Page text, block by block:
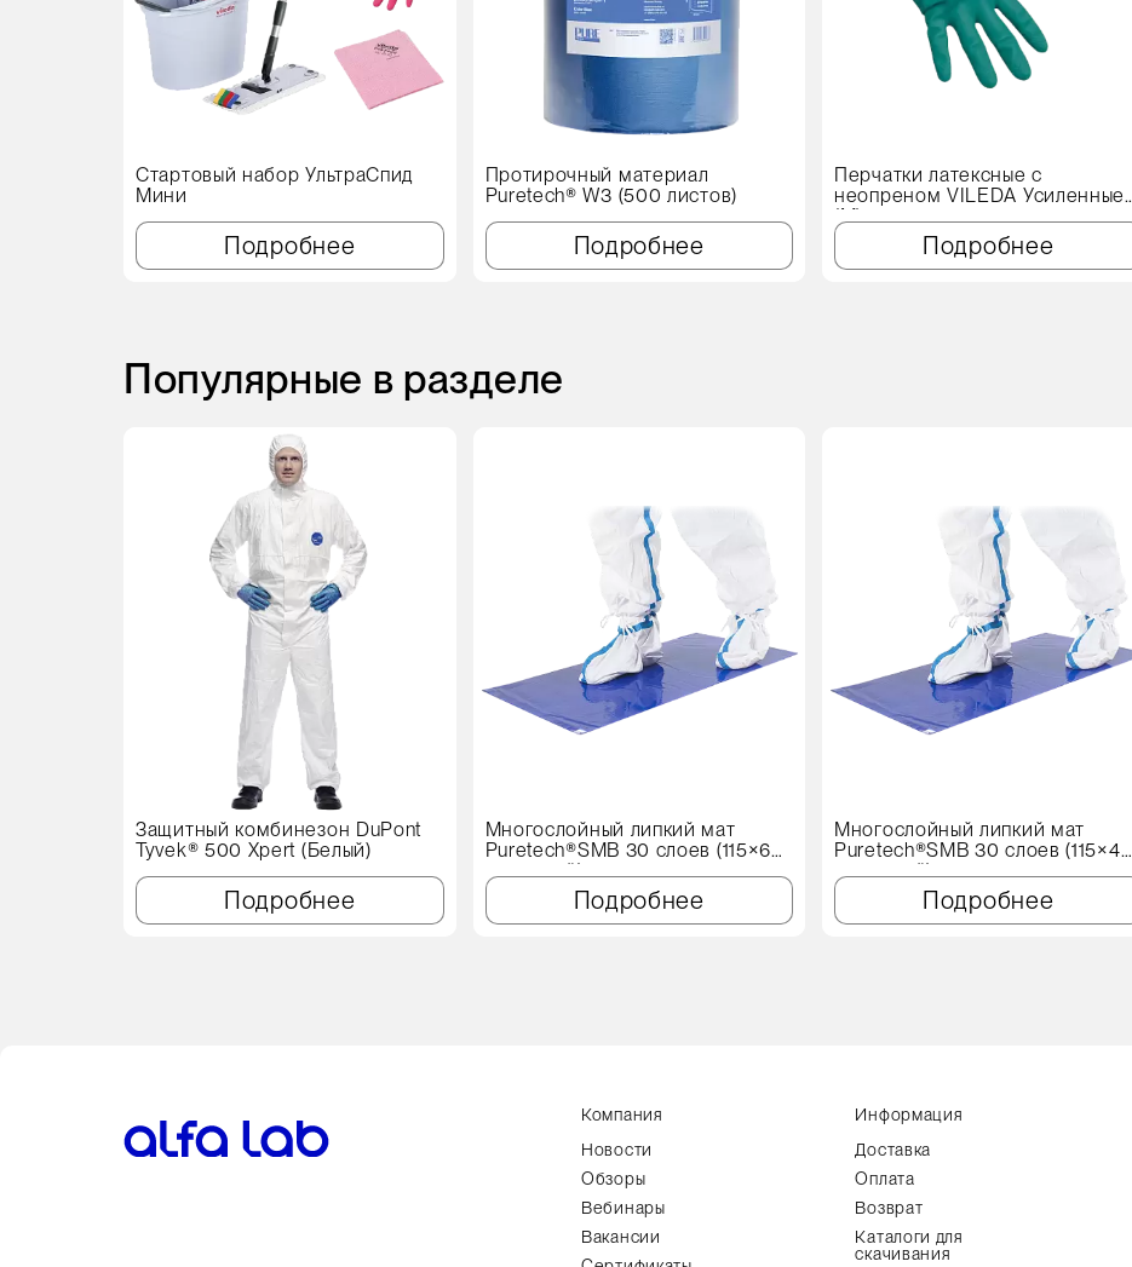
Стартовый набор УльтраСпид
Мини
Подробнее
Протирочный материал
Puretech® W3 (500 листов)
Подробнее
Перчатки латексные с
неопреном VILEDA Усиленные
(М)
Подробнее
Популярные в разделе
Защитный комбинезон DuPont
Tyvek® 500 Xpert (Белый)
Подробнее
Многослойный липкий мат
Puretech®SMB 30 слоев (115×60
см, синий)
Подробнее
Многослойный липкий мат
Puretech®SMB 30 слоев (115×45
см, синий)
Подробнее
Компания
Новости
Обзоры
Вебинары
Вакансии
Информация
Доставка
Оплата
Возврат
Каталоги для
скачивания